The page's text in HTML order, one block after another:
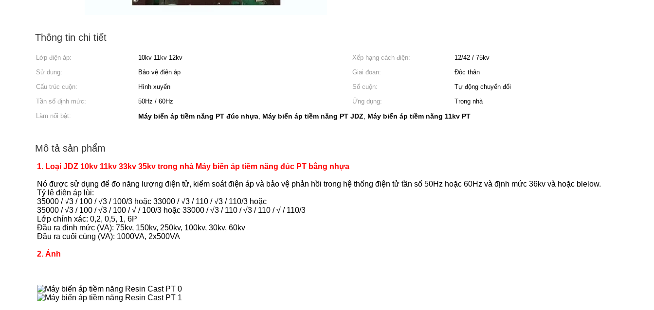
Thông tin chi tiết
Lớp điện áp: 10kv 11kv 12kv Xếp hạng cách điện:
12/42 / 75kv
Sử dụng:
Bảo vệ điện áp Giai đoạn:
Độc thân
Cấu trúc cuộn:
Hình xuyến Số cuộn:
Tự động chuyển đổi
Tần số định mức:
50Hz / 60Hz Ứng dụng:
Trong nhà
Làm nổi bật:
Máy biến áp tiềm năng PT đúc nhựa, Máy biến áp tiềm năng PT JDZ, Máy biến áp tiềm năng 11kv PT
Mô tả sản phẩm
1. Loại JDZ 10kv 11kv 33kv 35kv trong nhà Máy biến áp tiềm năng đúc PT bằng nhựa
Nó được sử dụng để đo năng lượng điện tử, kiểm soát điện áp và bảo vệ phản hồi trong hệ thống điện tử tần số 50Hz hoặc 60Hz và định mức 36kv và hoặc blelow.
Tỷ lệ điện áp lùi:
35000 / √3 / 100 / √3 / 100/3 hoặc 33000 / √3 / 110 / √3 / 110/3 hoặc
35000 / √3 / 100 / √3 / 100 / √ / 100/3 hoặc 33000 / √3 / 110 / √3 / 110 / √ / 110/3
Lớp chính xác: 0,2, 0,5, 1, 6P
Đầu ra định mức (VA): 75kv, 150kv, 250kv, 100kv, 30kv, 60kv
Đầu ra cuối cùng (VA): 1000VA, 2x500VA
2. Ảnh